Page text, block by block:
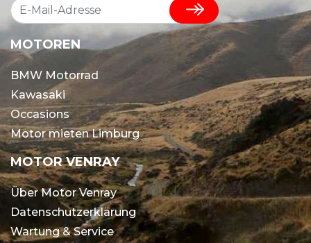
MOTOREN
BMW Motorrad
Kawasaki
Occasions
Motor mieten Limburg
MOTOR VENRAY
Über Motor Venray
Datenschutzerklärung
Wartung & Service